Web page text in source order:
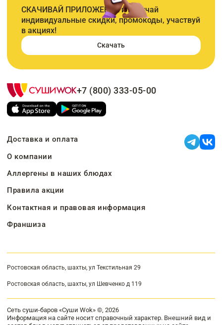
СКАЧИВАЙ ПРИЛОЖЕНИЕ и получай
индивидуальные скидки, промокоды, участвуй
в акциях!
Скачать
+7 (800) 333-05-00
Доставка и оплата
О компании
Аллергены в наших блюдах
Правила акции
Контактная и правовая информация
Франшиза
Ростовская область, шахты, ул Текстильная 29
Ростовская область, шахты, ул Шевченко д 119
Сеть суши-баров «Суши Wok» ©, 2026
Информация на сайте носит справочный характер. Внешний вид и